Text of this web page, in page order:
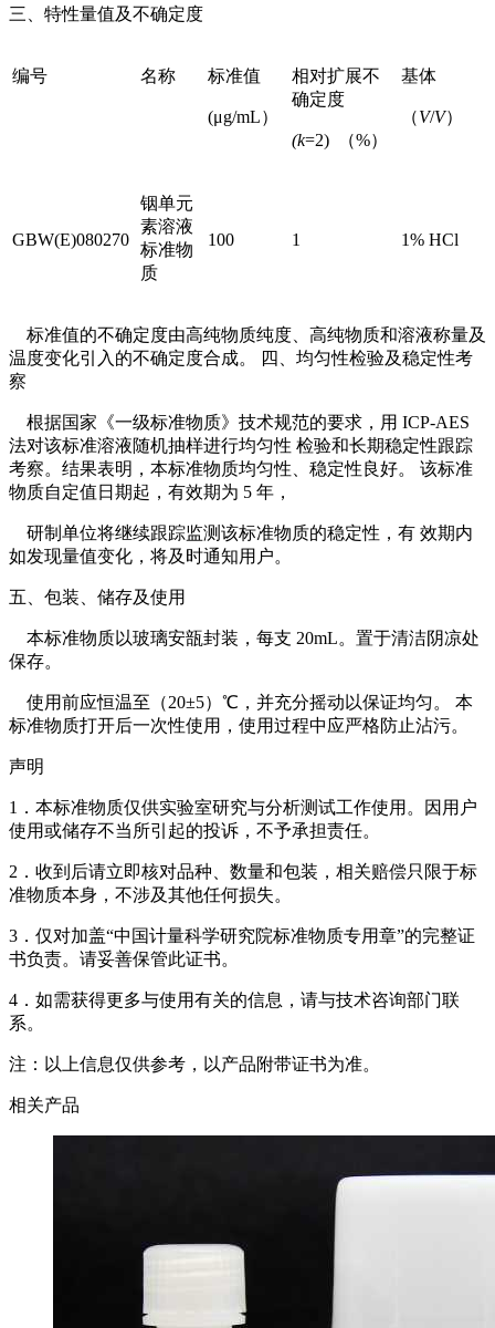
三、特性量值及不确定度
编号 名称 标准值
(μg/mL）
相对扩展不
确定度
(k=2) （%）
基体
（V/V）
GBW(E)080270
铟单元
素溶液
标准物
质
100 1 1% HCl
标准值的不确定度由高纯物质纯度、高纯物质和溶液称量及
温度变化引入的不确定度合成。 四、均匀性检验及稳定性考
察
根据国家《一级标准物质》技术规范的要求，用 ICP-AES
法对该标准溶液随机抽样进行均匀性 检验和长期稳定性跟踪
考察。结果表明，本标准物质均匀性、稳定性良好。 该标准
物质自定值日期起，有效期为 5 年，
研制单位将继续跟踪监测该标准物质的稳定性，有 效期内
如发现量值变化，将及时通知用户。
五、包装、储存及使用
本标准物质以玻璃安瓿封装，每支 20mL。置于清洁阴凉处
保存。
使用前应恒温至（20±5）℃，并充分摇动以保证均匀。 本
标准物质打开后一次性使用，使用过程中应严格防止沾污。
声明
1．本标准物质仅供实验室研究与分析测试工作使用。因用户
使用或储存不当所引起的投诉，不予承担责任。
2．收到后请立即核对品种、数量和包装，相关赔偿只限于标
准物质本身，不涉及其他任何损失。
3．仅对加盖“中国计量科学研究院标准物质专用章”的完整证
书负责。请妥善保管此证书。
4．如需获得更多与使用有关的信息，请与技术咨询部门联
系。
注：以上信息仅供参考，以产品附带证书为准。
相关产品